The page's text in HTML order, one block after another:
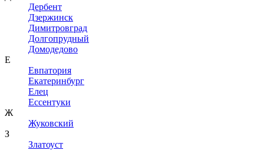
Дербент
Дзержинск
Димитровград
Долгопрудный
Домодедово
Е
Евпатория
Екатеринбург
Елец
Ессентуки
Ж
Жуковский
З
Златоуст